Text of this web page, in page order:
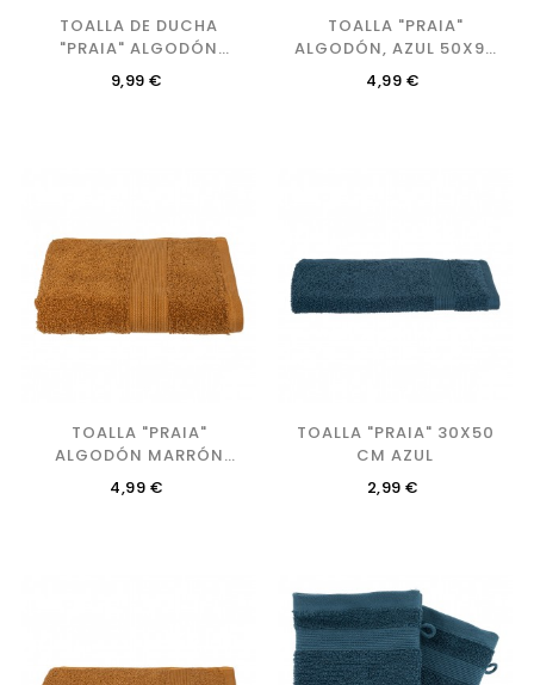
TOALLA DE DUCHA
"PRAIA" ALGODÓN
MARRÓN CANELA,
70X130 CM
Precio
9,99 €
TOALLA "PRAIA"
ALGODÓN, AZUL 50X90
CM
Precio
4,99 €
TOALLA "PRAIA"
ALGODÓN MARRÓN
CANELA 50X90 CM
Precio
4,99 €
TOALLA "PRAIA" 30X50
CM AZUL
Precio
2,99 €